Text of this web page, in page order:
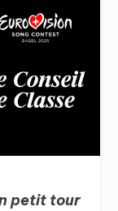
petit tour